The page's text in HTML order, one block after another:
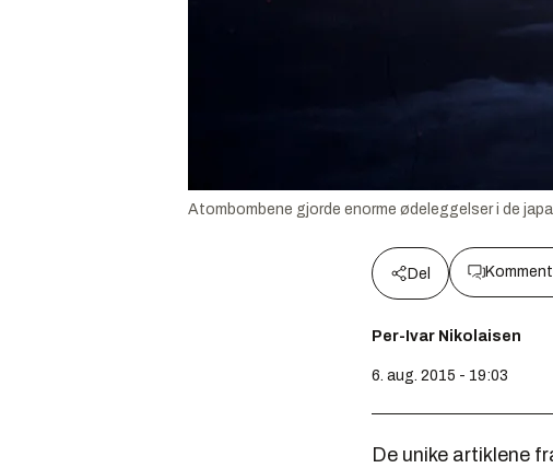
Atombombene gjorde enorme ødeleggelser i de
Del
Per-Ivar Nikolaisen
6. aug. 2015 - 19:03
De unike artiklene